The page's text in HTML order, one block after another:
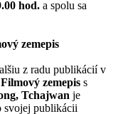
hod. a spolu sa
zemepis
z radu publikácií v
Filmový zemepiss
Tchajwan je
svojej publikácii